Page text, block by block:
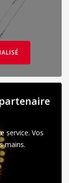
service. Vos
mains.